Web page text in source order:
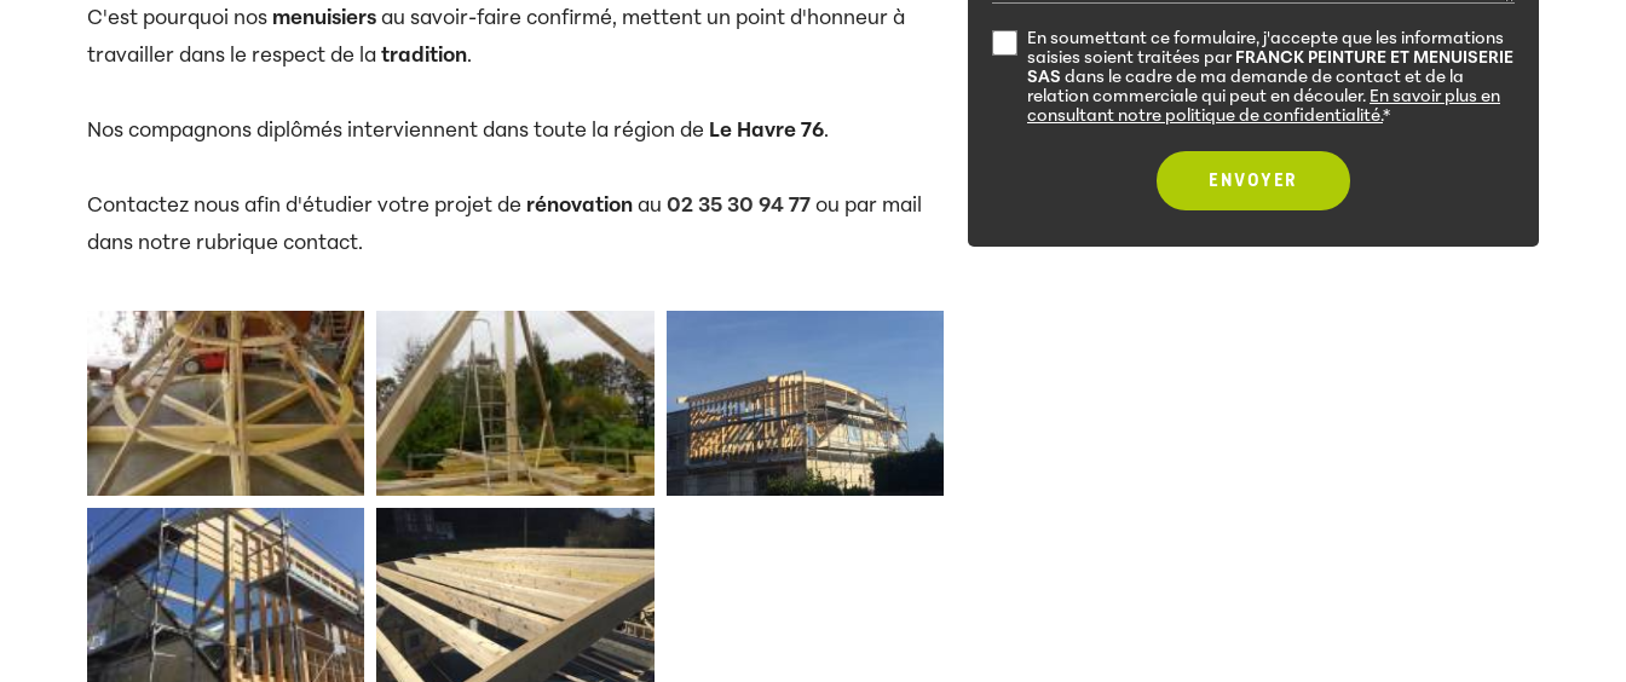
C'est pourquoi nos menuisiers au savoir-faire confirmé, mettent un point d'honneur à
travailler dans le respect de la tradition.
Nos compagnons diplômés interviennent dans toute la région de Le Havre 76.
Contactez nous afin d'étudier votre projet de rénovation au 02 35 30 94 77 ou par mail
dans notre rubrique contact.
En soumettant ce formulaire, j'accepte que les informations
saisies soient traitées par FRANCK PEINTURE ET MENUISERIE
SAS dans le cadre de ma demande de contact et de la
relation commerciale qui peut en découler. En savoir plus en
consultant notre politique de confidentialité.*